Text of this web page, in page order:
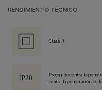
RENDIMIENTO TÉCNICO
Class II
Protegido contra la
contra la penetración de